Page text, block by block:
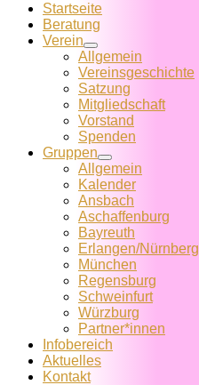
Startseite
Beratung
Verein
Allgemein
Vereins­geschichte
Satzung
Mitglied­schaft
Vorstand
Spenden
Gruppen
Allgemein
Kalender
Ansbach
Aschaffenburg
Bayreuth
Erlangen/Nürnberg
München
Regensburg
Schweinfurt
Würzburg
Partner*innen
Infobereich
Aktuelles
Kontakt